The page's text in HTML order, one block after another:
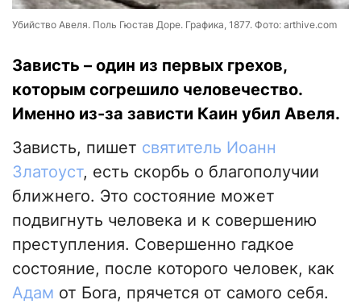
Убийство Авеля. Поль Гюстав Доре. Графика, 1877. Фото: arthive.com
Зависть – один из первых грехов,
которым согрешило человечество.
Именно из-за зависти Каин убил Авеля.
Зависть, пишет святитель Иоанн
Златоуст, есть скорбь о благополучии
ближнего. Это состояние может
подвигнуть человека и к совершению
преступления. Совершенно гадкое
состояние, после которого человек, как
Адам от Бога, прячется от самого себя.